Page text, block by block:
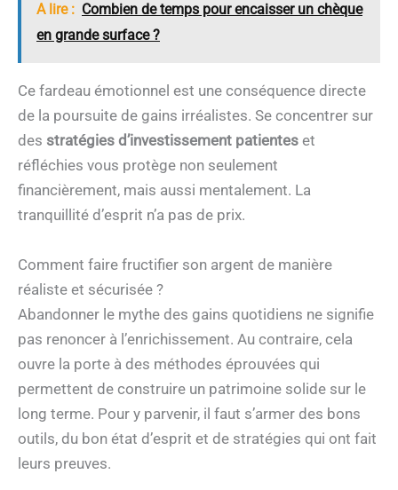
A lire : Combien de temps pour encaisser un chèque
en grande surface ?
Ce fardeau émotionnel est une conséquence directe
de la poursuite de gains irréalistes. Se concentrer sur
des stratégies d’investissement patientes et
réfléchies vous protège non seulement
financièrement, mais aussi mentalement. La
tranquillité d’esprit n’a pas de prix.
Comment faire fructifier son argent de manière
réaliste et sécurisée ?
Abandonner le mythe des gains quotidiens ne signifie
pas renoncer à l’enrichissement. Au contraire, cela
ouvre la porte à des méthodes éprouvées qui
permettent de construire un patrimoine solide sur le
long terme. Pour y parvenir, il faut s’armer des bons
outils, du bon état d’esprit et de stratégies qui ont fait
leurs preuves.